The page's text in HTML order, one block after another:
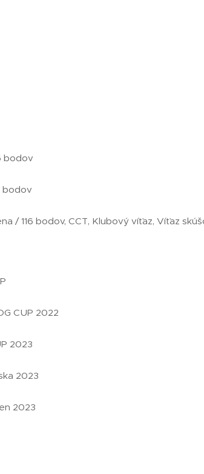
bodov
bodov
/ 116 bodov, CCT, Klubový víťaz, Víťaz
CUP 2022
2023
2023
2023